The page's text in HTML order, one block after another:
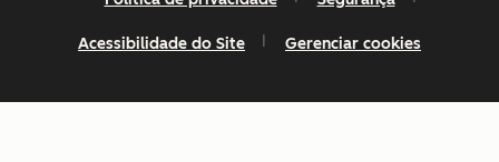
Acessibilidade do Site Gerenciar cookies